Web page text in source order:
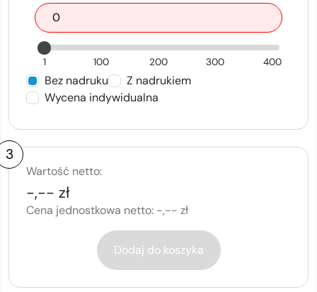
1 100 200 300 400
Bez nadruku
Z nadrukiem
Wycena indywidualna
3
Wartość netto:
-,-- zł
Cena jednostkowa netto: -,-- zł
Dodaj do koszyka